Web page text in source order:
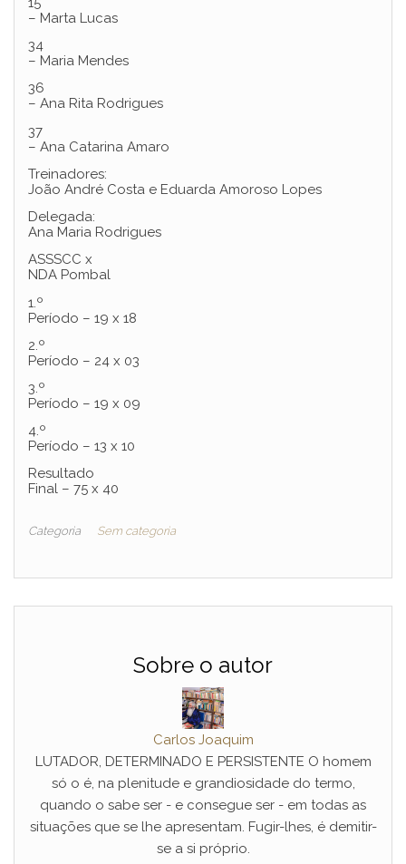
– Marta Lucas
34
– Maria Mendes
36
– Ana Rita Rodrigues
37
– Ana Catarina Amaro
Treinadores:
João André Costa e Eduarda Amoroso Lopes
Delegada:
Ana Maria Rodrigues
ASSSCC x
NDA Pombal
1.º
Período – 19 x 18
2.º
Período – 24 x 03
3.º
Período – 19 x 09
4.º
Período – 13 x 10
Resultado
Final – 75 x 40
Categoria Sem categoria
Sobre o autor
Carlos Joaquim
LUTADOR, DETERMINADO E PERSISTENTE O homem
só o é, na plenitude e grandiosidade do termo,
quando o sabe ser - e consegue ser - em todas as
situações que se lhe apresentam. Fugir-lhes, é demitir-
se a si próprio.